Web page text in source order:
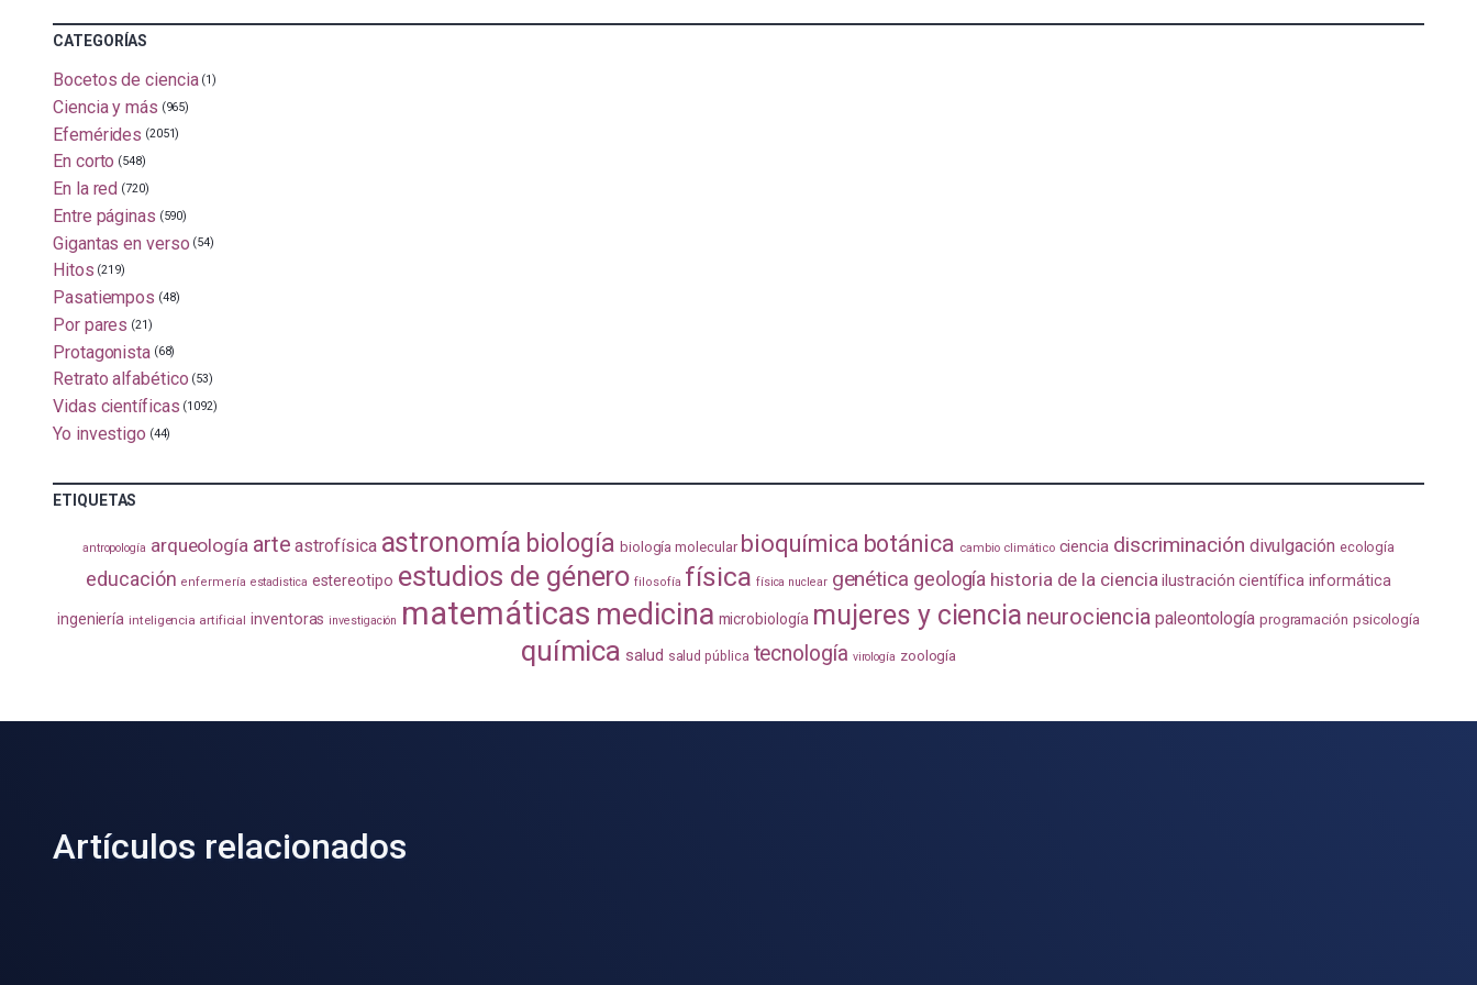
CATEGORÍAS
Bocetos de ciencia (1)
Ciencia y más (965)
Efemérides (2051)
En corto (548)
En la red (720)
Entre páginas (590)
Gigantas en verso (54)
Hitos (219)
Pasatiempos (48)
Por pares (21)
Protagonista (68)
Retrato alfabético (53)
Vidas científicas (1092)
Yo investigo (44)
ETIQUETAS
antropología arqueología arte astrofísica astronomía biología biología molecular bioquímica botánica cambio climático ciencia discriminación divulgación ecología
educación enfermería estadistica estereotipo estudios de género filosofía física física nuclear genética geología historia de la ciencia ilustración científica informática
ingeniería inteligencia artificial inventoras investigación matemáticas medicina microbiología mujeres y ciencia neurociencia paleontología programación psicología
química salud salud pública tecnología virología zoología
Artículos relacionados